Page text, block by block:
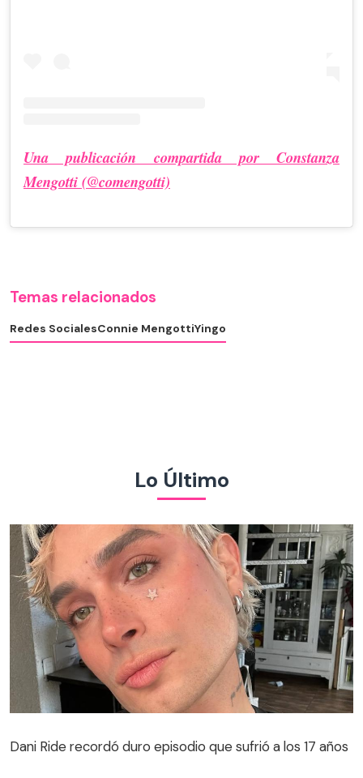
Una publicación compartida por Constanza
Mengotti (@comengotti)
Temas relacionados
Redes SocialesConnie MengottiYingo
Lo Último
Dani Ride recordó duro episodio que sufrió a los 17 años